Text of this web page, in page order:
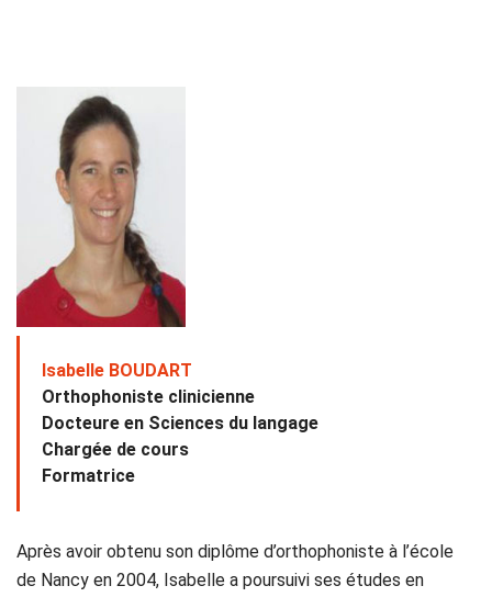
Isabelle BOUDART
Orthophoniste clinicienne
Docteure en Sciences du langage
Chargée de cours
Formatrice
Après avoir obtenu son diplôme d’orthophoniste à l’école
de Nancy en 2004, Isabelle a poursuivi ses études en